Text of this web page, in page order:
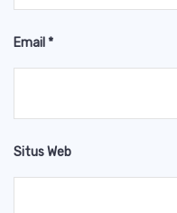
Email *
Situs Web